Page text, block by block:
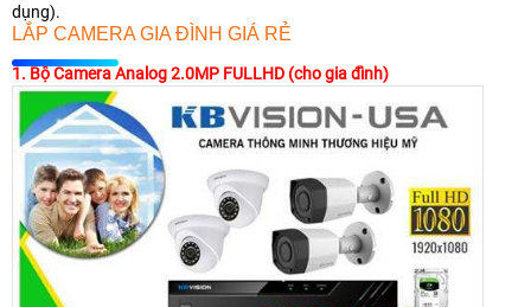
dụng).
LẮP CAMERA GIA ĐÌNH GIÁ RẺ
1. Bộ Camera Analog 2.0MP FULLHD (cho gia đình)